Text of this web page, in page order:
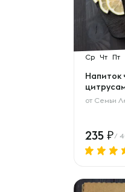
Ср Чт Пт
Напиток
от Семьи
235 /